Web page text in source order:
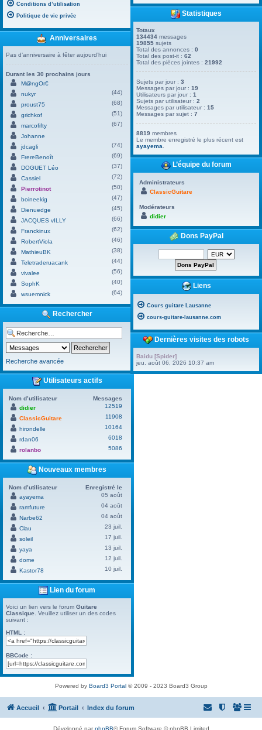
Conditions d’utilisation
Politique de vie privée
Anniversaires
Pas d’anniversaire à fêter aujourd’hui
Durant les 30 prochains jours
M@ngOr€
nukyr
(44)
proust75
(68)
grichkof
(51)
marcofifty
(67)
Johanne
jdcagli
(74)
FrereBenoît
(69)
DOGUET Léo
(37)
Cassiel
(72)
Pierrotinot
(50)
boineekig
(47)
Dienuedge
(45)
JACQUES vILLY
(66)
Franckinux
(62)
RobertViola
(46)
MathieuBK
(38)
Teletraderuacank
(44)
vivalee
(56)
SophK
(40)
wsuemnick
(64)
Rechercher
Recherche avancée
Utilisateurs actifs
Nom d’utilisateur
Messages
didier
12519
ClassicGuitare
11908
hirondelle
10164
rdan06
6018
rolanbo
5086
Nouveaux membres
Nom d’utilisateur
Enregistré le
ayayema
05 août
ramfuture
04 août
Narbe62
04 août
Clau
23 juil.
soleil
17 juil.
yaya
13 juil.
dome
12 juil.
Kastor78
10 juil.
Lien du forum
Voici un lien vers le forum Guitare
Classique . Veuillez utiliser un des codes
suivant :
HTML :
BBCode :
Statistiques
Totaux
134434 messages
19855 sujets
Total des annonces :0
Total des post-it :62
Total des pièces jointes :21992
Sujets par jour :3
Messages par jour :19
Utilisateurs par jour :1
Sujets par utilisateur :2
Messages par utilisateur :15
Messages par sujet :7
8819 membres
Le membre enregistré le plus récent est
ayayema
L’équipe du forum
Administrateurs
ClassicGuitare
Modérateurs
didier
Dons PayPal
Liens
Cours guitare Lausanne
cours-guitare-lausanne.com
Dernières visites des robots
Baidu [Spider]
jeu. août 06, 2026 10:37 am
Powered by Board3 Portal© 2009 - 2023 Board3 Group
Accueil Portail Index du forum
Développé parphpBB® Forum Software © phpBB Limited